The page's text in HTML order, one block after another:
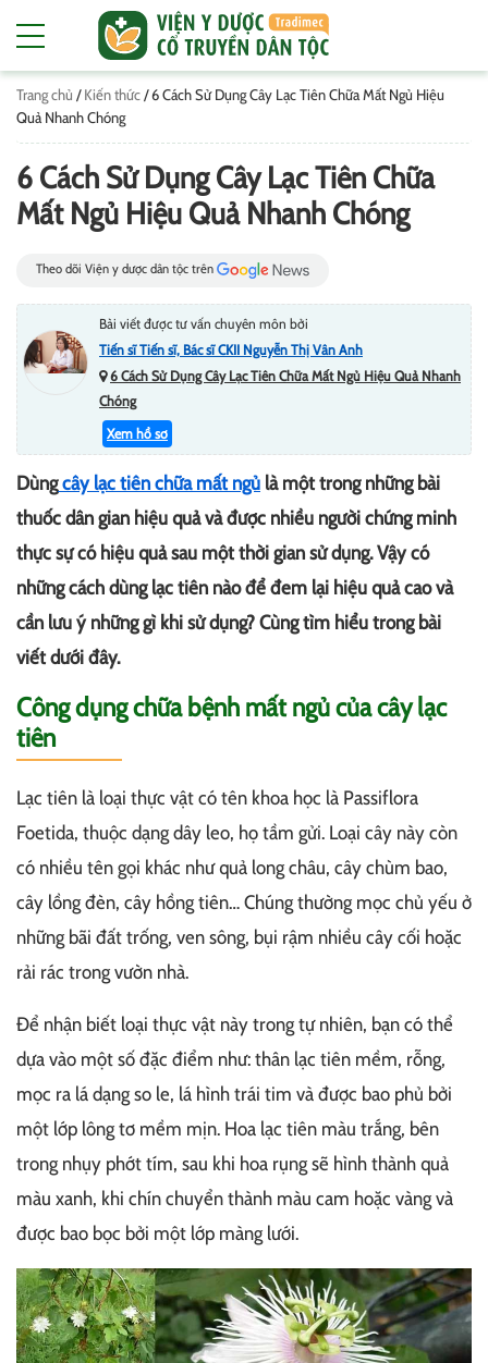
Trang chủ /Kiến thức/6 Cách Sử Dụng Cây Lạc Tiên Chữa Mất Ngủ Hiệu
Quả Nhanh Chóng
6 Cách Sử Dụng Cây Lạc Tiên Chữa
Mất Ngủ Hiệu Quả Nhanh Chóng
Theo dõi Viện y dược dân tộc trên
Bài viết được tư vấn chuyên môn bởi
Tiến sĩ Tiến sĩ, Bác sĩ CKII Nguyễn Thị Vân Anh
6 Cách Sử Dụng Cây Lạc Tiên Chữa Mất Ngủ Hiệu Quả Nhanh
Chóng
Xem hồ sơ
Dùngcây lạc tiên chữa mất ngủ là một trong những bài
thuốc dân gian hiệu quả và được nhiều người chứng minh
thực sự có hiệu quả sau một thời gian sử dụng. Vậy có
những cách dùng lạc tiên nào để đem lại hiệu quả cao và
cần lưu ý những gì khi sử dụng? Cùng tìm hiểu trong bài
viết dưới đây.
Công dụng chữa bệnh mất ngủ của cây lạc
tiên
Lạc tiên là loại thực vật có tên khoa học là Passiflora
Foetida, thuộc dạng dây leo, họ tầm gửi. Loại cây này còn
có nhiều tên gọi khác như quả long châu, cây chùm bao,
cây lồng đèn, cây hồng tiên… Chúng thường mọc chủ yếu ở
những bãi đất trống, ven sông, bụi rậm nhiều cây cối hoặc
rải rác trong vườn nhà.
Để nhận biết loại thực vật này trong tự nhiên, bạn có thể
dựa vào một số đặc điểm như: thân lạc tiên mềm, rỗng,
mọc ra lá dạng so le, lá hình trái tim và được bao phủ bởi
một lớp lông tơ mềm mịn. Hoa lạc tiên màu trắng, bên
trong nhụy phớt tím, sau khi hoa rụng sẽ hình thành quả
màu xanh, khi chín chuyển thành màu cam hoặc vàng và
được bao bọc bởi một lớp màng lưới.